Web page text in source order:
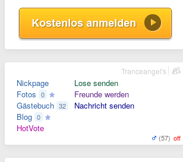
Nickpage
Fotos 0
Gästebuch 32
Blog 0
HotVote
Lose senden
Freunde werden
Nachricht senden
(57) off
Tranceangel's